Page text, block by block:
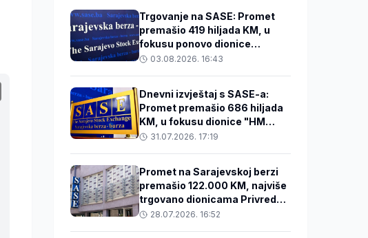
Trgovanje na SASE: Promet
premašio 419 hiljada KM, u
fokusu ponovo dionice
Privredne banke Sarajevo
03.08.2026. 16:43
Dnevni izvještaj s SASE-a:
Promet premašio 686 hiljada
KM, u fokusu dionice "HM
Cementa" i bankarskog
31.07.2026. 17:19
Promet na Sarajevskoj berzi
premašio 122.000 KM, najviše
trgovano dionicama Privredne
banke Sarajevo
28.07.2026. 16:52